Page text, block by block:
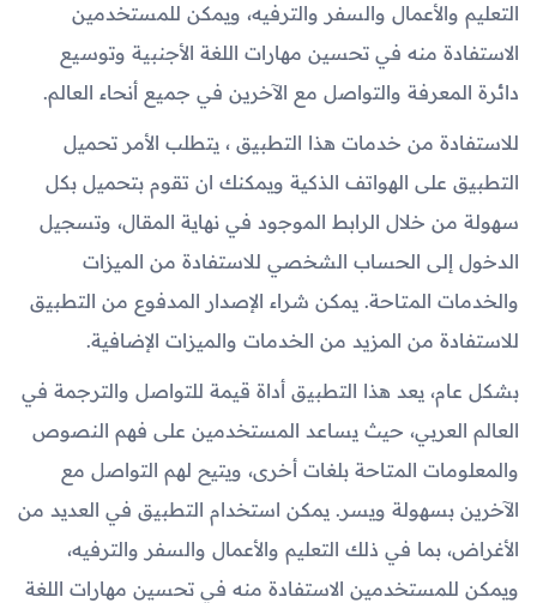
التعليم والأعمال والسفر والترفيه، ويمكن للمستخدمين
الاستفادة منه في تحسين مهارات اللغة الأجنبية وتوسيع
دائرة المعرفة والتواصل مع الآخرين في جميع أنحاء العالم.
للاستفادة من خدمات هذا التطبيق ، يتطلب الأمر تحميل
التطبيق على الهواتف الذكية ويمكنك ان تقوم بتحميل بكل
سهولة من خلال الرابط الموجود في نهاية المقال، وتسجيل
الدخول إلى الحساب الشخصي للاستفادة من الميزات
والخدمات المتاحة. يمكن شراء الإصدار المدفوع من التطبيق
للاستفادة من المزيد من الخدمات والميزات الإضافية.
بشكل عام، يعد هذا التطبيق أداة قيمة للتواصل والترجمة في
العالم العربي، حيث يساعد المستخدمين على فهم النصوص
والمعلومات المتاحة بلغات أخرى، ويتيح لهم التواصل مع
الآخرين بسهولة ويسر. يمكن استخدام التطبيق في العديد من
الأغراض، بما في ذلك التعليم والأعمال والسفر والترفيه،
ويمكن للمستخدمين الاستفادة منه في تحسين مهارات اللغة